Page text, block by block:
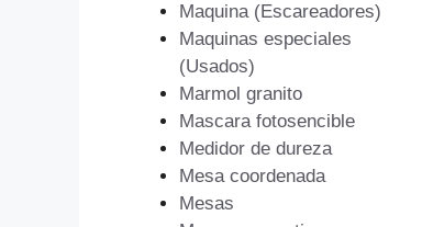
Maquina (Escareadores)
Maquinas especiales
(Usados)
Marmol granito
Mascara fotosencible
Medidor de dureza
Mesa coordenada
Mesas